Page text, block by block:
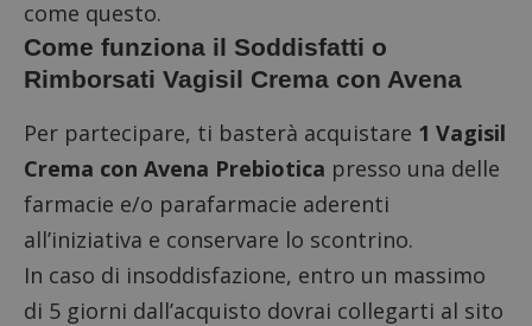
come questo.
Come funziona il Soddisfatti o
Rimborsati Vagisil Crema con Avena
Per partecipare, ti basterà acquistare 1 Vagisil
Crema con Avena Prebiotica presso una delle
farmacie e/o parafarmacie aderenti
all’iniziativa e conservare lo scontrino.
In caso di insoddisfazione, entro un massimo
di 5 giorni dall’acquisto dovrai collegarti al sito